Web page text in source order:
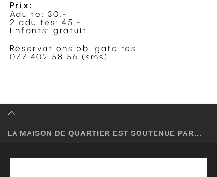
Prix:
Adulte: 30.-
2 adultes: 45.-
Enfants: gratuit
Réservations obligatoires
077 402 58 56 (sms)
LA MAISON DE QUARTIER EST SOUTENUE PAR...